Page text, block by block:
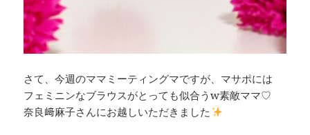
さて、今週のママミーティングマですが、マサポには
フェミニンなブラウスがとっても似合うw素敵ママ♡
奈良﨑麻子さんにお越しいただきました